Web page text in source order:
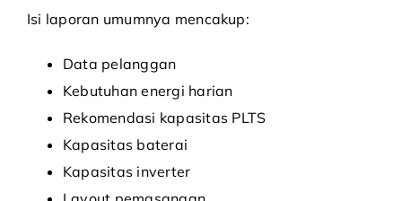
Isi laporan umumnya mencakup:
Data pelanggan
Kebutuhan energi harian
Rekomendasi kapasitas PLTS
Kapasitas baterai
Kapasitas inverter